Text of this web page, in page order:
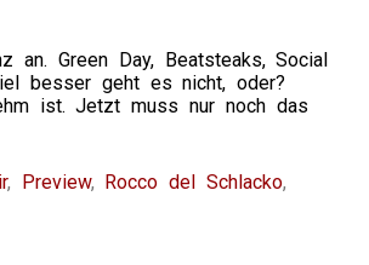
Green Day, Beatsteaks, Social
besser geht es nicht, oder?
ist. Jetzt muss nur noch das
, Preview, Rocco del Schlacko,